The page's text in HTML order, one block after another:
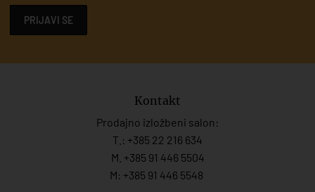
PRIJAVI SE
Kontakt
Prodajno izložbeni salon:
T.: +385 22 216 634
M. +385 91 446 5504
M: +385 91 446 5548